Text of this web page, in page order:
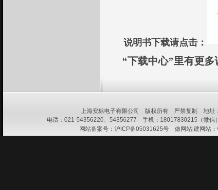
说明书下载请点击：
“下载中心”里有更
上海安标电子有限公司 版权所有 严禁复制 地址
电话：021-54356220、54356277 手机：18017830215（微
网站备案号： 沪ICP备05031625号做网站|建网站：